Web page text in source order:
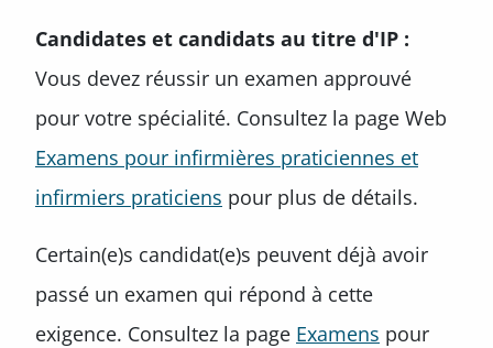
Candidates et candidats au titre d'IP :
Vous devez réussir un examen approuvé
pour votre spécialité. Consultez la page Web
Examens pour infirmières praticiennes et
infirmiers praticiens pour plus de détails.
Certain(e)s candidat(e)s peuvent déjà avoir
passé un examen qui répond à cette
exigence. Consultez la page Examens pour